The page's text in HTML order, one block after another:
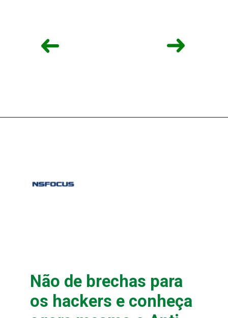
Não de brechas para
os hackers e conheça